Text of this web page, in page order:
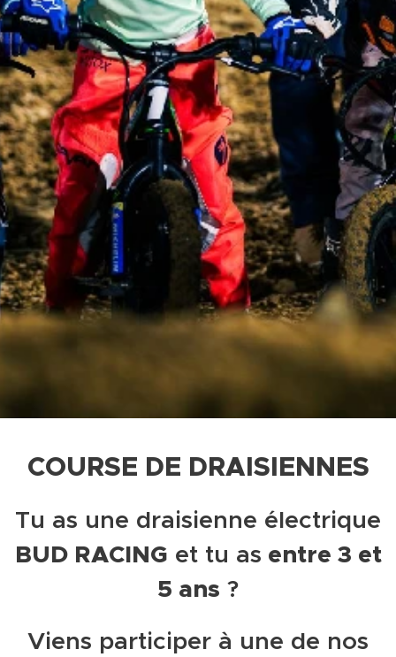
COURSE DE DRAISIENNES
Tu as une draisienne électrique
BUD RACING et tu as entre 3 et
5 ans ?
Viens participer à une de nos